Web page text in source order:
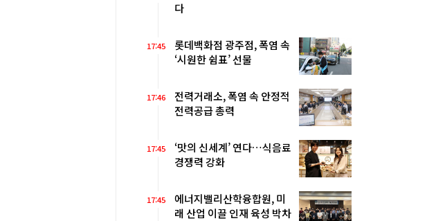
다
17:45
롯데백화점 광주점, 폭염 속
‘시원한 쉼표’ 선물
17:46
전력거래소, 폭염 속 안정적
전력공급 총력
17:45
‘맛의 신세계’ 연다…식음료
경쟁력 강화
17:45
에너지밸리산학융합원, 미
래 산업 이끌 인재 육성 박차